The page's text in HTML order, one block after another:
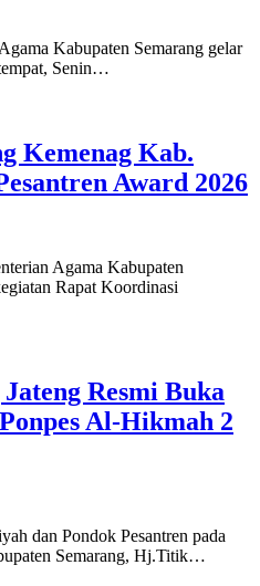
Kabupaten Semarang gelar
Senin…
Kemenag Kab.
Award 2026
Agama Kabupaten
Rapat Koordinasi
Resmi Buka
Al-Hikmah 2
dan Pondok Pesantren pada
Semarang, Hj.Titik…